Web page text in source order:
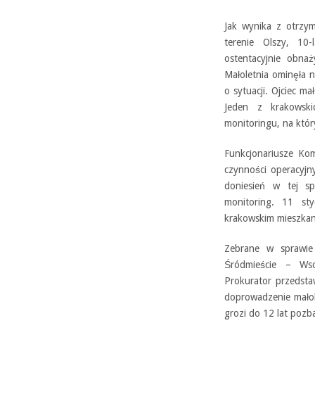
Jak wynika z
terenie Olszy, 10-
ostentacyjnie
Małoletnia ominęła
o sytuacji. Ojciec
Jeden z
monitoringu, na
Funkcjonariusze
czynności
doniesień w tej
monitoring. 11
krakowskim
Zebrane w
Śródmieście –
Prokurator
doprowadzenie
grozi do 12 lat